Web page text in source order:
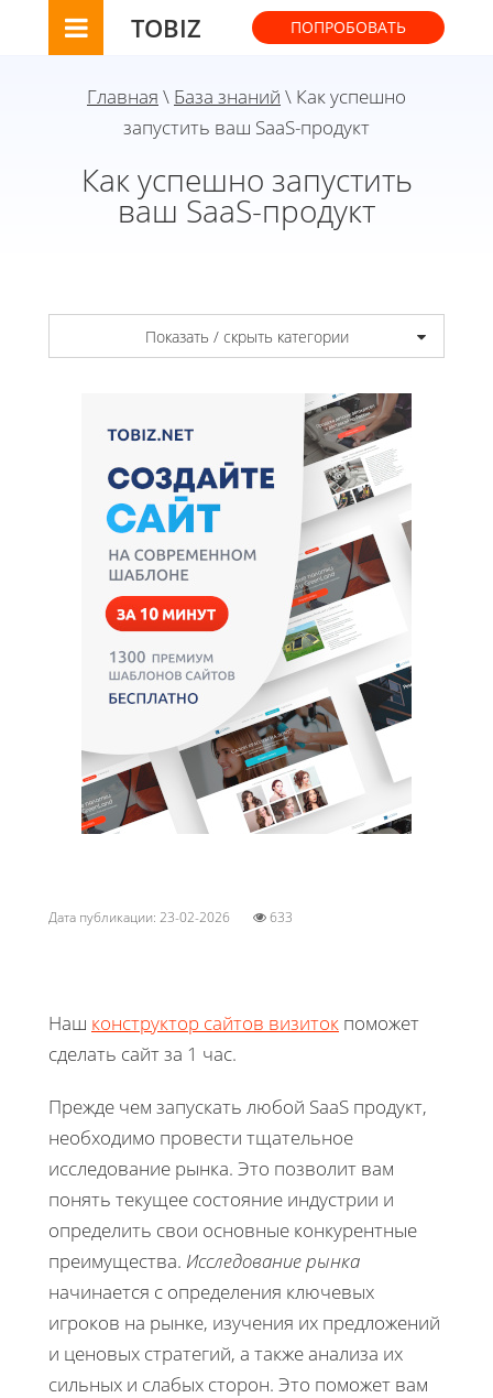
TOBIZ ПОПРОБОВАТЬ
Главная \ База знаний \ Как успешно
запустить ваш SaaS-продукт
Как успешно запустить
ваш SaaS-продукт
Показать / скрыть категории
Дата публикации: 23-02-2026 633
Наш конструктор сайтов визиток поможет
сделать сайт за 1 час.
Прежде чем запускать любой SaaS продукт,
необходимо провести тщательное
исследование рынка. Это позволит вам
понять текущее состояние индустрии и
определить свои основные конкурентные
преимущества. Исследование рынка
начинается с определения ключевых
игроков на рынке, изучения их предложений
и ценовых стратегий, а также анализа их
сильных и слабых сторон. Это поможет вам